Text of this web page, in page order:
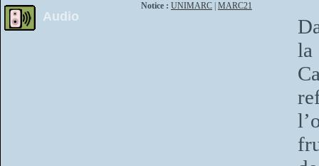
Audio
Notice : UNIMARC MARC21
la